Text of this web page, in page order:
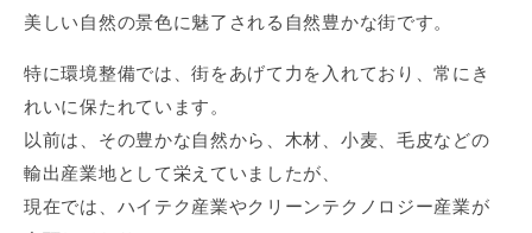
美しい自然の景色に魅了される自然豊かな街です。
特に環境整備では、街をあげて力を入れており、常にき
れいに保たれています。
以前は、その豊かな自然から、木材、小麦、毛皮などの
輸出産業地として栄えていましたが、
現在では、ハイテク産業やクリーンテクノロジー産業が